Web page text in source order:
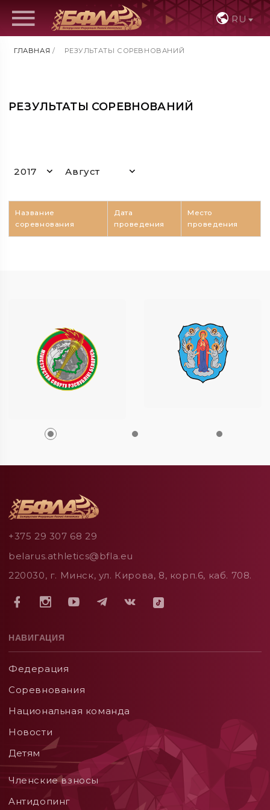
RU
ГЛАВНАЯ / РЕЗУЛЬТАТЫ СОРЕВНОВАНИЙ
РЕЗУЛЬТАТЫ СОРЕВНОВАНИЙ
2017 Август
Название
соревнования
Дата
проведения
Место
проведения
+375 29 307 68 29
belarus.athletics@bfla.eu
220030, г. Минск, ул. Кирова, 8, корп.6, каб. 708.
НАВИГАЦИЯ
Федерация
Соревнования
Национальная команда
Новости
Детям
Членские взносы
Aнтидопинг